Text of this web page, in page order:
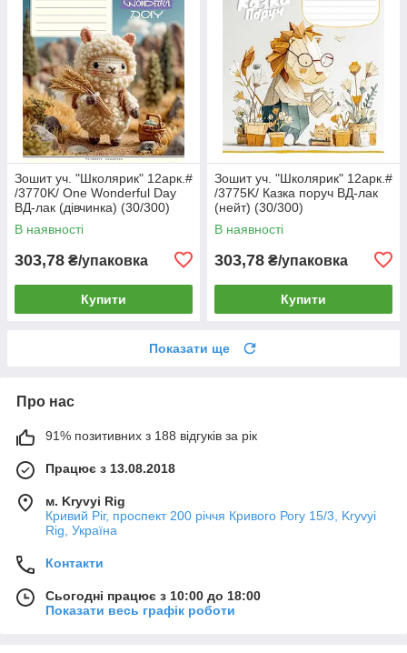
Зошит уч. "Школярик" 12арк.#
/3770K/ One Wonderful Day
ВД-лак (дівчинка) (30/300)
В наявності
303,78 ₴/упаковка
Купити
Зошит уч. "Школярик" 12арк.#
/3775K/ Казка поруч ВД-лак
(нейт) (30/300)
В наявності
303,78 ₴/упаковка
Купити
Показати ще
Про нас
91% позитивних з 188 відгуків за рік
Працює з 13.08.2018
м. Kryvyi Rig
Кривий Ріг, проспект 200 річчя Кривого Рогу 15/3, Kryvyi
Rig, Україна
Контакти
Сьогодні працює з 10:00 до 18:00
Показати весь графік роботи